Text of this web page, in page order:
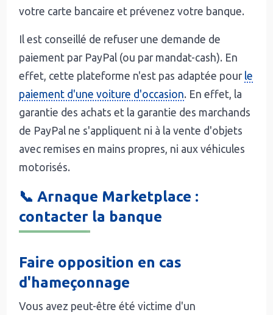
votre carte bancaire et prévenez votre banque.
Il est conseillé de refuser une demande de
paiement par PayPal (ou par mandat-cash). En
effet, cette plateforme n'est pas adaptée pour le
paiement d'une voiture d'occasion. En effet, la
garantie des achats et la garantie des marchands
de PayPal ne s'appliquent ni à la vente d'objets
avec remises en mains propres, ni aux véhicules
motorisés.
📞 Arnaque Marketplace :
contacter la banque
Faire opposition en cas
d'hameçonnage
Vous avez peut-être été victime d'un